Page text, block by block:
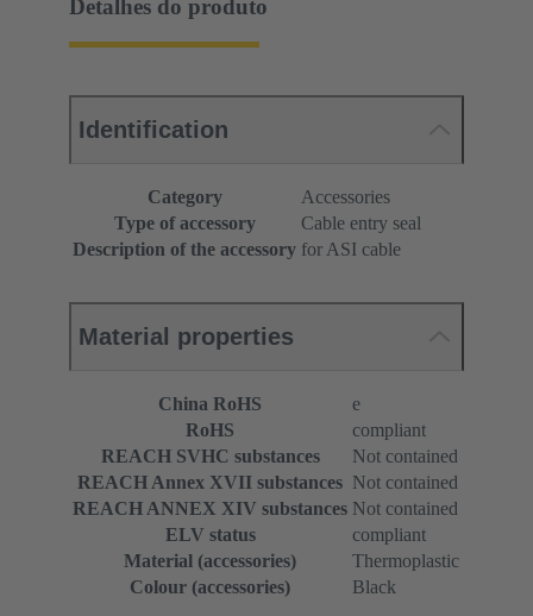
Detalhes do produto
Identification
Category
Accessories
Type of accessory
Cable entry seal
Description of the accessory for ASI cable
Material properties
China RoHS
e
RoHS
compliant
REACH SVHC substances
Not contained
REACH Annex XVII substances Not contained
REACH ANNEX XIV substances Not contained
ELV status
compliant
Material (accessories)
Thermoplastic
Colour (accessories)
Black